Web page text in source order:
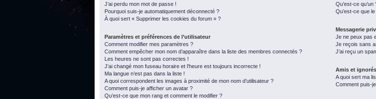
J’ai perdu mon mot de passe !
Pourquoi suis-je automatiquement déconnecté ?
À quoi sert « Supprimer les cookies du forum » ?
Paramètres et préférences de l’utilisateur
Comment modifier mes paramètres ?
Comment empêcher mon nom d’apparaître dans la liste des membres connectés ?
Les heures ne sont pas correctes !
J’ai changé mon fuseau horaire et l’heure est toujours incorrecte !
Ma langue n’est pas dans la liste !
A quoi correspondent les images à proximité de mon nom d’utilisateur ?
Comment puis-je afficher un avatar ?
Qu’est-ce que mon rang et comment le modifier ?
Qu’est-ce
Qu’est-ce que le
Messagerie
Je ne peux pas
Je reçois sans
J’ai reçu un
Amis et ignorés
A quoi sert ma
Comment puis-